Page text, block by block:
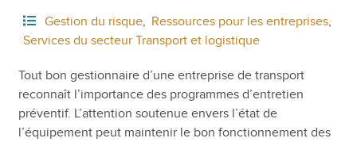
Gestion du risque, Ressources pour les entreprises,
Services du secteur Transport et logistique
Tout bon gestionnaire d’une entreprise de transport
reconnaît l’importance des programmes d’entretien
préventif. L’attention soutenue envers l’état de
l’équipement peut maintenir le bon fonctionnement des